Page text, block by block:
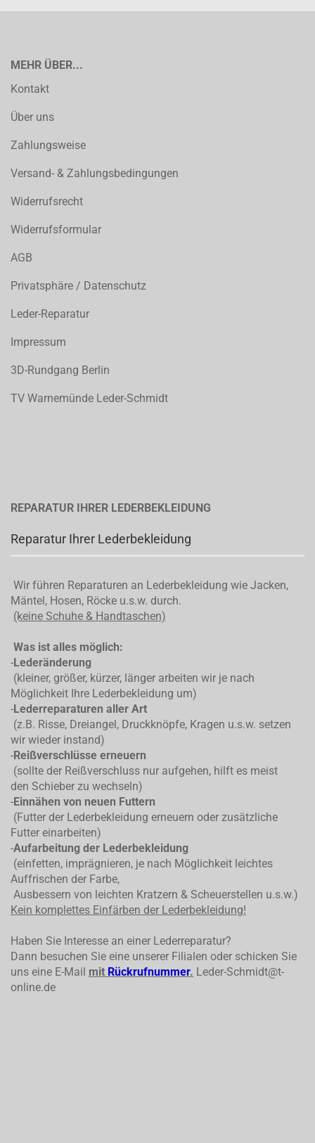
MEHR ÜBER...
Kontakt
Über uns
Zahlungsweise
Versand- & Zahlungsbedingungen
Widerrufsrecht
Widerrufsformular
AGB
Privatsphäre / Datenschutz
Leder-Reparatur
Impressum
3D-Rundgang Berlin
TV Warnemünde Leder-Schmidt
REPARATUR IHRER LEDERBEKLEIDUNG
Reparatur Ihrer Lederbekleidung
Wir führen Reparaturen an Lederbekleidung wie Jacken,
Mäntel, Hosen, Röcke u.s.w. durch.
(keine Schuhe & Handtaschen)
Was ist alles möglich:
-Lederänderung
(kleiner, größer, kürzer, länger arbeiten wir je nach
Möglichkeit Ihre Lederbekleidung um)
-Lederreparaturen aller Art
(z.B. Risse, Dreiangel, Druckknöpfe, Kragen u.s.w. setzen
wir wieder instand)
-Reißverschlüsse erneuern
(sollte der Reißverschluss nur aufgehen, hilft es meist
den Schieber zu wechseln)
-Einnähen von neuen Futtern
(Futter der Lederbekleidung erneuern oder zusätzliche
Futter einarbeiten)
-Aufarbeitung der Lederbekleidung
(einfetten, imprägnieren, je nach Möglichkeit leichtes
Auffrischen der Farbe,
Ausbessern von leichten Kratzern & Scheuerstellen u.s.w.)
Kein komplettes Einfärben der Lederbekleidung!
Haben Sie Interesse an einer Lederreparatur?
Dann besuchen Sie eine unserer Filialen oder schicken Sie
uns eine E-Mail mit Rückrufnummer. Leder-Schmidt@t-
online.de